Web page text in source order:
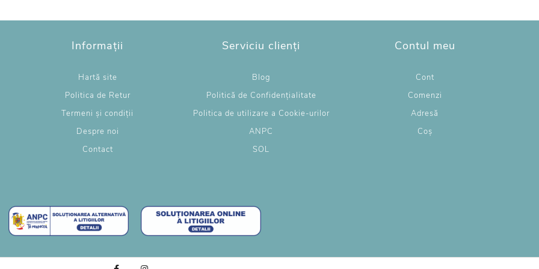
Informații
Hartă site
Politica de Retur
Termeni și condiții
Despre noi
Contact
Serviciu clienți
Blog
Politică de Confidențialitate
Politica de utilizare a Cookie-urilor
ANPC
SOL
Contul meu
Cont
Comenzi
Adresă
Coș